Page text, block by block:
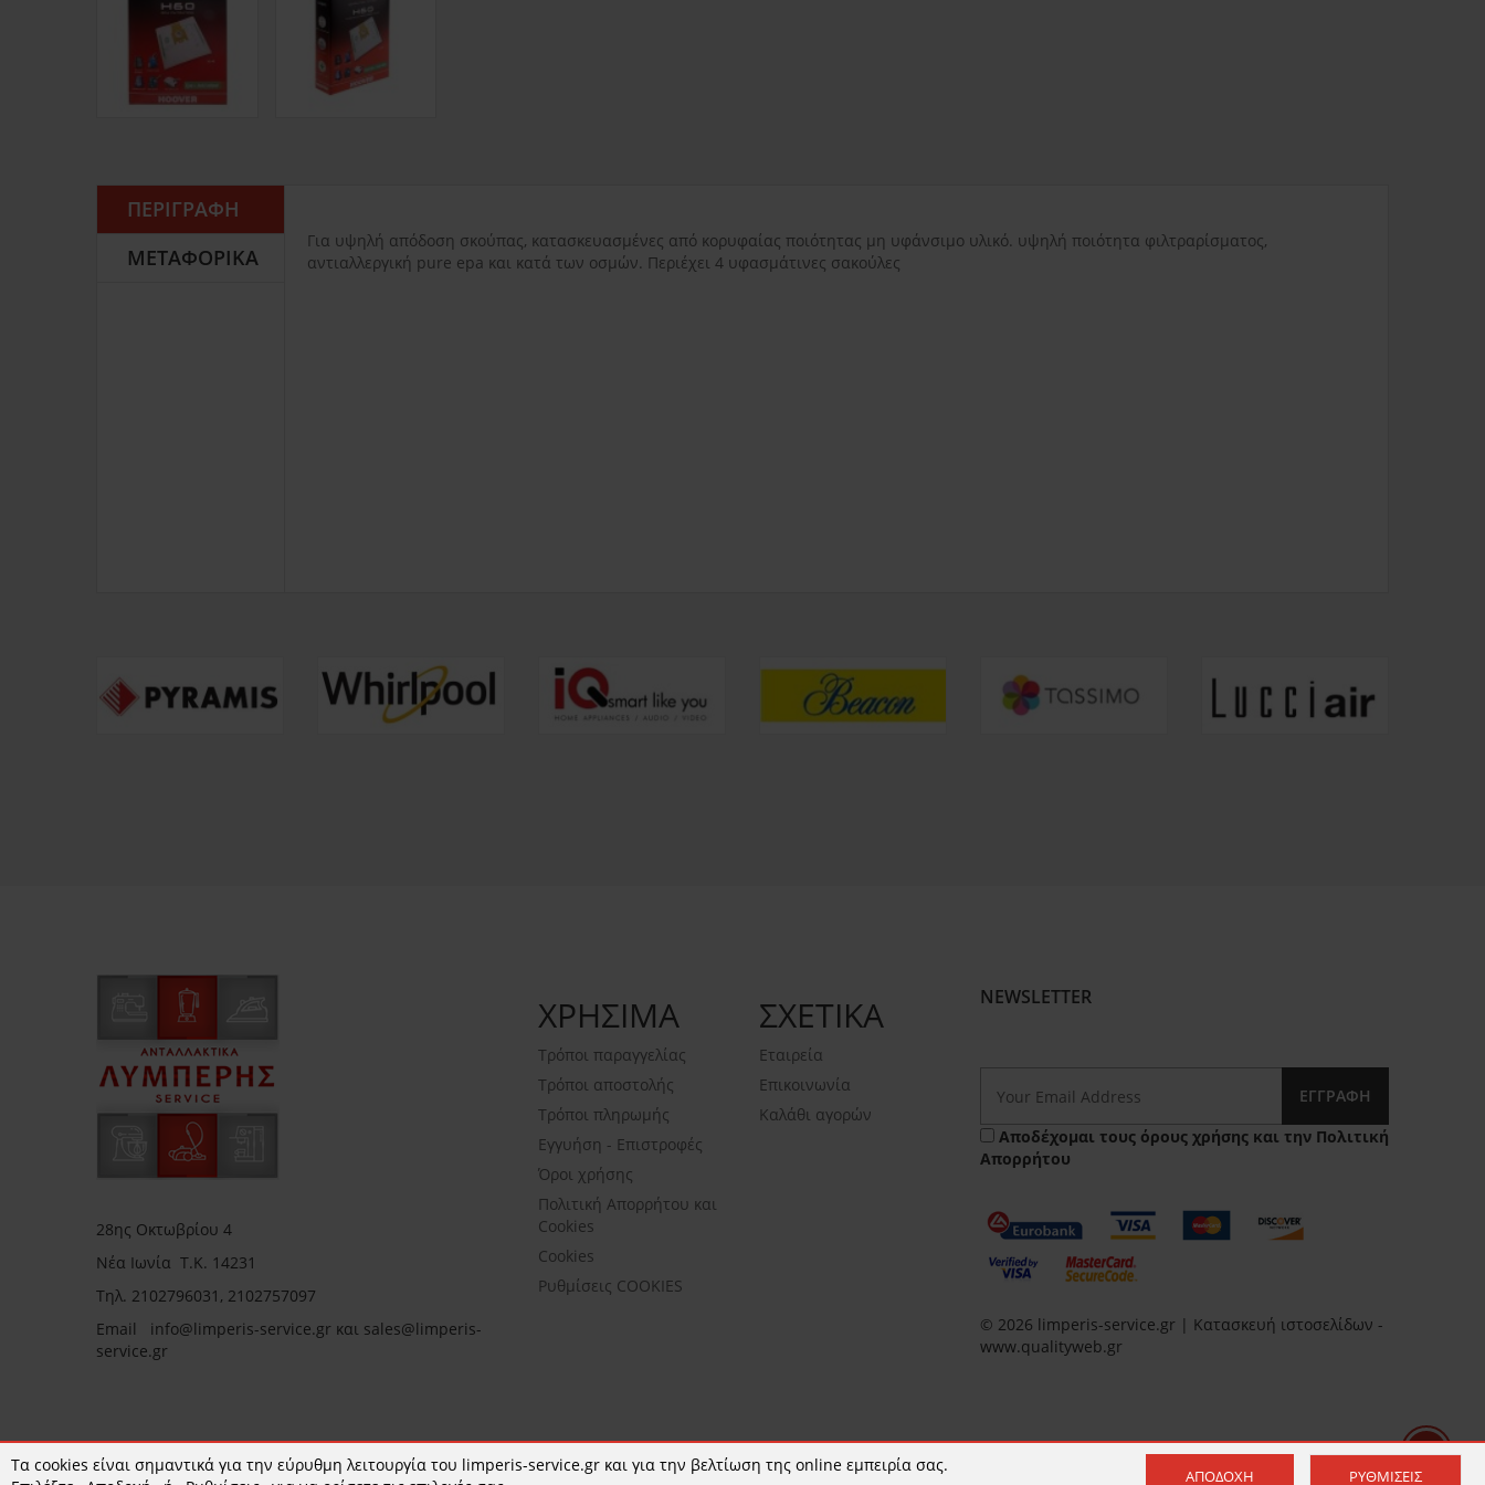
ΠΕΡΙΓΡΑΦΉ
ΜΕΤΑΦΟΡΙΚΆ
Για υψηλή απόδοση σκούπας, κατασκευασμένες από κορυφαίας ποιότητας μη υφάνσιμο υλικό. υψηλή ποιότητα φιλτραρίσματος,
αντιαλλεργική pure epa και κατά των οσμών. Περιέχει 4 υφασμάτινες σακούλες
28ης Οκτωβρίου 4
Νέα Ιωνία Τ.Κ. 14231
Τηλ. 2102796031, 2102757097
Email info@limperis-service.gr και sales@limperis-
service.gr
Ωράριο καταστήματος:
ΧΡΗΣΙΜΑ
Τρόποι παραγγελίας
Τρόποι αποστολής
Τρόποι πληρωμής
Εγγυήση - Επιστροφές
Όροι χρήσης
Πολιτική Απορρήτου και
Cookies
Cookies
Ρυθμίσεις COOKIES
ΣΧΕΤΙΚΑ
Εταιρεία
Επικοινωνία
Καλάθι αγορών
NEWSLETTER
ΕΓΓΡΑΦΉ
Αποδέχομαι τους όρους χρήσης και την Πολιτική
Απορρήτου
© 2026 limperis-service.gr | Κατασκευή ιστοσελίδων -
www.qualityweb.gr
Τα cookies είναι σημαντικά για την εύρυθμη λειτουργία του limperis-service.gr και για την βελτίωση της online εμπειρία σας.
ΑΠΟΔΟΧΉ ΡΥΘΜΊΣΕΙΣ